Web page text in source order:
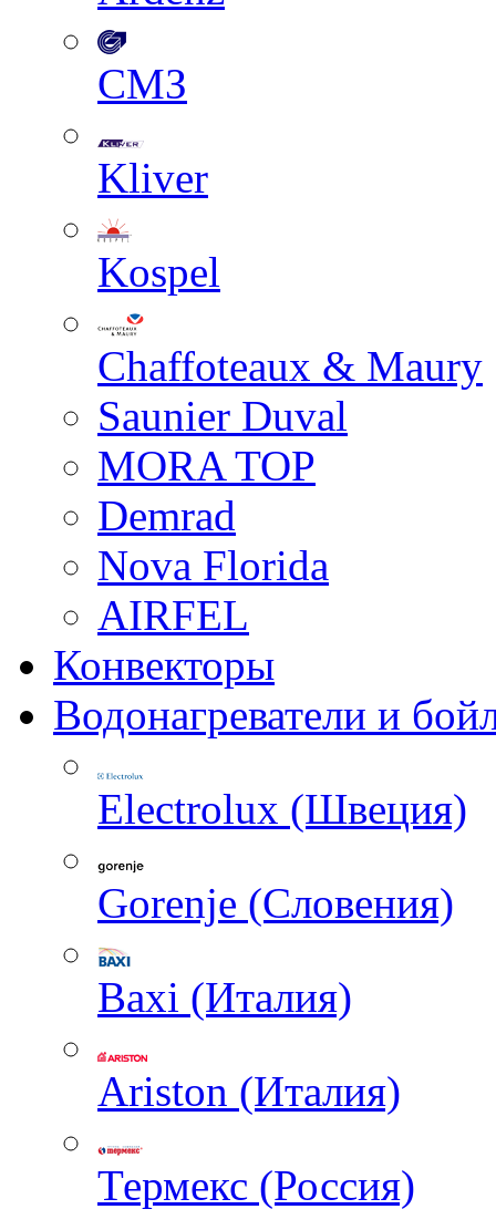
СМЗ
Kliver
Kospel
Chaffoteaux & Maury
Saunier Duval
MORA TOP
Demrad
Nova Florida
AIRFEL
Конвекторы
Водонагреватели и
Electrolux (Швеция)
Gorenje (Словения)
Baxi (Италия)
Ariston (Италия)
Термекс (Россия)